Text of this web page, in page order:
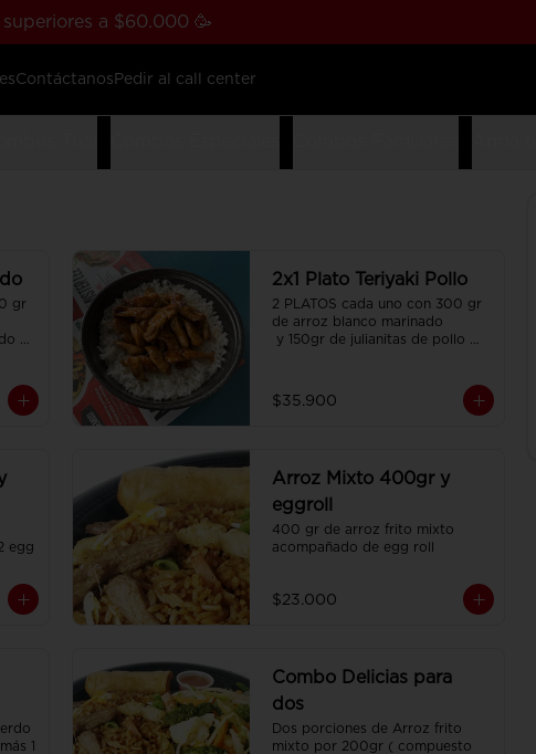
a $60.000 🥳
Contáctanos Pedir al call center
gr
2x1 Plato Teriyaki Pollo
2 PLATOS cada uno con 300 gr
de arroz blanco marinado
y 150gr de julianitas de pollo
$35.900
egg
Arroz Mixto 400gr y
eggroll
400 gr de arroz frito mixto
acompañado de egg roll
$23.000
1
Combo Delicias para
dos
Dos porciones de Arroz frito
mixto por 200gr ( compuesto